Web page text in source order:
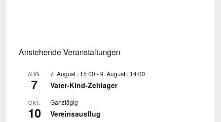
Anstehende Veranstaltungen
AUG.
7
7. August : 15:00 -9. August : 14:00
Vater-Kind-Zeltlager
OKT.
10
Ganztägig
Vereinsausflug